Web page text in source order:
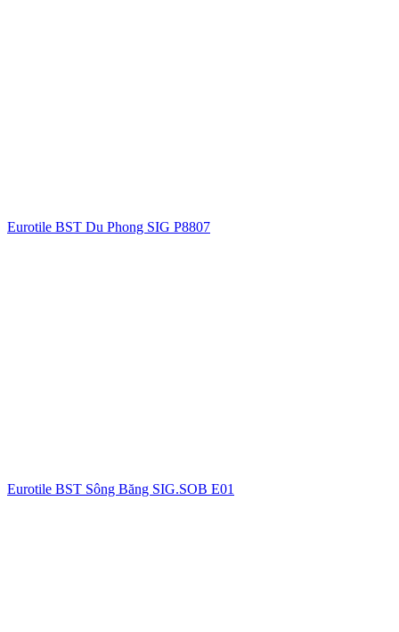
Eurotile BST Du Phong SIG P8807
Eurotile BST Sông Băng SIG.SOB E01